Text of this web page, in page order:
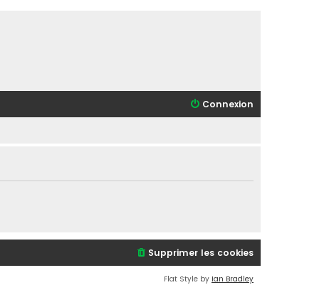
Connexion
Supprimer les cookies
Flat Style by Ian Bradley